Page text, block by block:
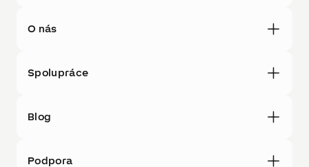
O nás
Spolupráce
Blog
Podpora